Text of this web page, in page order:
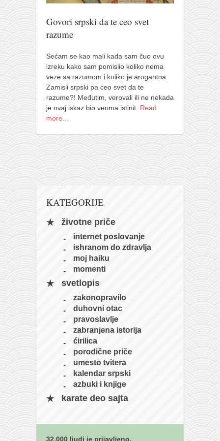
pravoslavlje
zabranjena istorija
ćirilica
porodične priče
umesto tvitera
kalendar srpski
azbuki i knjige
Okinava karate
najnovije na blogu
moje beleške
istorija karatea
bubishi
temashiwari
nunchaku
timbei rochin
tsunami dojo
snimci nastupa
Govori srpski da te ceo svet
razume
Sećam se kao mali kada sam čuo ovu
izreku kako sam pomislio koliko nema
veze sa razumom i koliko je arogantna.
Zamisli srpski pa ceo svet da te
razume?! Međutim, verovali ili ne nekada
je ovaj iskaz bio veoma istinit. Read
more…
KATEGORIJE
životne priče
internet poslovanje
ishranom do zdravlja
moj haiku
momenti
svetlopis
zakonopravilo
duhovni otac
pravoslavlje
zabranjena istorija
ćirilica
porodične priče
umesto tvitera
kalendar srpski
azbuki i knjige
karate deo sajta
32.000 ljudi je prijavljeno.